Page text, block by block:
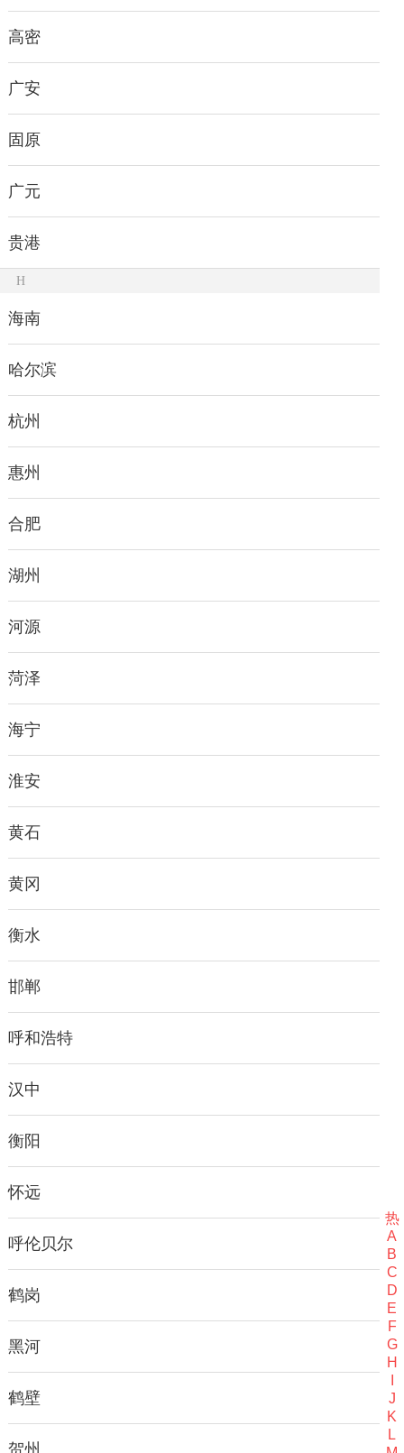
高密
广安
固原
广元
贵港
H
海南
哈尔滨
杭州
惠州
合肥
湖州
河源
菏泽
海宁
淮安
黄石
黄冈
衡水
邯郸
呼和浩特
汉中
衡阳
怀远
呼伦贝尔
鹤岗
黑河
鹤壁
贺州
热
A
B
C
D
E
F
G
H
J
K
L